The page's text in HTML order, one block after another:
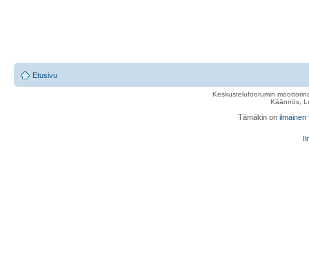
Etusivu
Keskustelufoorumin
Käännös,
Tämäkin on ilmainen